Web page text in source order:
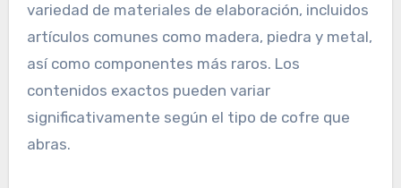
variedad de materiales de elaboración, incluidos
artículos comunes como madera, piedra y metal,
así como componentes más raros. Los
contenidos exactos pueden variar
significativamente según el tipo de cofre que
abras.